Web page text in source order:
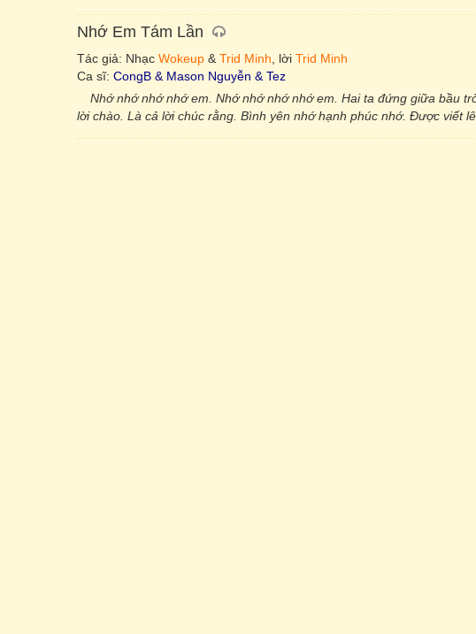
Nhớ Em Tám Lần
Tác giả: Nhạc Wokeup & Trid Minh , lời Trid Minh
Ca sĩ: CongB & Mason Nguyễn & Tez
Nhớ nhớ nhớ nhớ em. Nhớ nhớ nhớ nhớ em. Hai ta đứng giữa bầu
lời chào. Là cả lời chúc rằng. Bình yên nhớ hạnh phúc nhớ. Được viết